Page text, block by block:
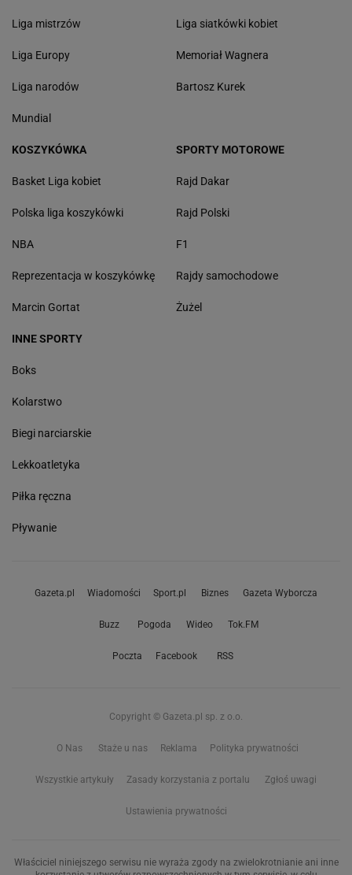
Liga mistrzów
Liga Europy
Liga narodów
Mundial
Liga siatkówki kobiet
Memoriał Wagnera
Bartosz Kurek
KOSZYKÓWKA
Basket Liga kobiet
Polska liga koszykówki
NBA
Reprezentacja w koszykówkę
Marcin Gortat
SPORTY MOTOROWE
Rajd Dakar
Rajd Polski
F1
Rajdy samochodowe
Żużel
INNE SPORTY
Boks
Kolarstwo
Biegi narciarskie
Lekkoatletyka
Piłka ręczna
Pływanie
Gazeta.pl Wiadomości Sport.pl Biznes Gazeta Wyborcza
Buzz Pogoda Wideo Tok.FM
Poczta Facebook RSS
Copyright © Gazeta.pl sp. z o.o.
O Nas Staże u nas Reklama Polityka prywatności
Wszystkie artykuły Zasady korzystania z portalu Zgłoś uwagi
Ustawienia prywatności
Właściciel niniejszego serwisu nie wyraża zgody na zwielokrotnianie ani inne